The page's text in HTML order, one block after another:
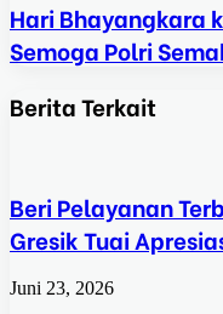
Hari Bhayangkara
Semoga Polri
Berita Terkait
Beri Pelayanan
Gresik Tuai
Juni 23, 2026